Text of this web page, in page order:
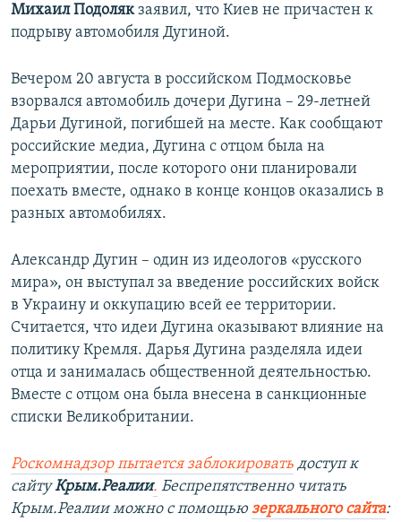
Михаил Подолякзаявил, что Киев не причастен к
подрыву автомобиля Дугиной.
Вечером 20 августа в российском Подмосковье
взорвался автомобиль дочери Дугина – 29-летней
Дарьи Дугиной, погибшей на месте. Как сообщают
российские медиа, Дугина с отцом была на
мероприятии, после которого они планировали
поехать вместе, однако в конце концов оказались в
разных автомобилях.
Александр Дугин – один из идеологов «русского
мира», он выступал за введение российских войск
в Украину и оккупацию всей ее территории.
Считается, что идеи Дугина оказывают влияние на
политику Кремля. Дарья Дугина разделяла идеи
отца и занималась общественной деятельностью.
Вместе с отцом она была внесена в санкционные
списки Великобритании.
Роскомнадзор пытается заблокировать доступ к
сайтуКрым.Реалии. Беспрепятственно читать
Крым.Реалии можно с помощью зеркального сайта: